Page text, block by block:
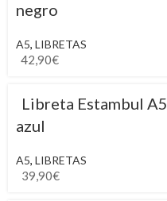
negro
A5, LIBRETAS
42,90€
Libreta Estambul A5
azul
A5, LIBRETAS
39,90€